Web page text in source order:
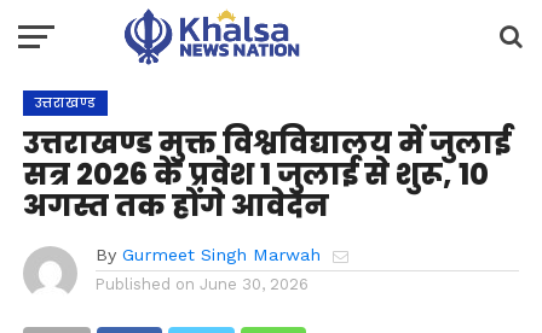
उत्तराखण्ड
उत्तराखण्ड मुक्त विश्वविद्यालय में जुलाई
सत्र 2026 के प्रवेश 1 जुलाई से शुरू, 10
अगस्त तक होंगे आवेदन
By Gurmeet Singh Marwah
Published on June 30, 2026